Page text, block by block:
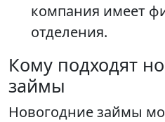
компания имеет
отделения.
Кому подходят
займы
Новогодние займы